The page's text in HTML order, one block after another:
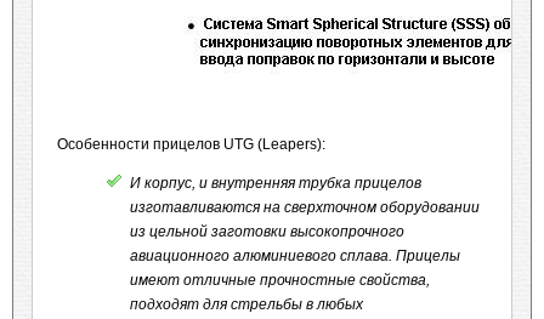
Особенности прицелов UTG (Leapers):
И корпус, и внутренняя трубка прицелов
изготавливаются на сверхточном оборудовании
из цельной заготовки высокопрочного
авиационного алюминиевого сплава. Прицелы
имеют отличные прочностные свойства,
подходят для стрельбы в любых